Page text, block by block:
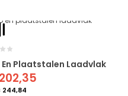
Plaatstalen Laadvlak
244,84